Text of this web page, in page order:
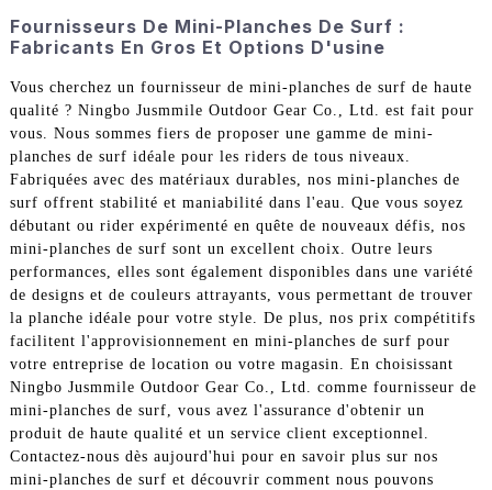
Fournisseurs De Mini-Planches De Surf :
Fabricants En Gros Et Options D'usine
Vous cherchez un fournisseur de mini-planches de surf de haute
qualité ? Ningbo Jusmmile Outdoor Gear Co., Ltd. est fait pour
vous. Nous sommes fiers de proposer une gamme de mini-
planches de surf idéale pour les riders de tous niveaux.
Fabriquées avec des matériaux durables, nos mini-planches de
surf offrent stabilité et maniabilité dans l'eau. Que vous soyez
débutant ou rider expérimenté en quête de nouveaux défis, nos
mini-planches de surf sont un excellent choix. Outre leurs
performances, elles sont également disponibles dans une variété
de designs et de couleurs attrayants, vous permettant de trouver
la planche idéale pour votre style. De plus, nos prix compétitifs
facilitent l'approvisionnement en mini-planches de surf pour
votre entreprise de location ou votre magasin. En choisissant
Ningbo Jusmmile Outdoor Gear Co., Ltd. comme fournisseur de
mini-planches de surf, vous avez l'assurance d'obtenir un
produit de haute qualité et un service client exceptionnel.
Contactez-nous dès aujourd'hui pour en savoir plus sur nos
mini-planches de surf et découvrir comment nous pouvons